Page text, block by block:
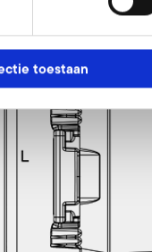
toestaan